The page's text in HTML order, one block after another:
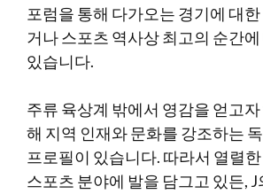
포럼을 통해 다가오는 경기에 대
거나 스포츠 역사상 최고의 순간
있습니다.
주류 육상계 밖에서 영감을 얻고
해 지역 인재와 문화를 강조하는
프로필이 있습니다. 따라서 열렬
스포츠 분야에 발을 담그고 있든, J